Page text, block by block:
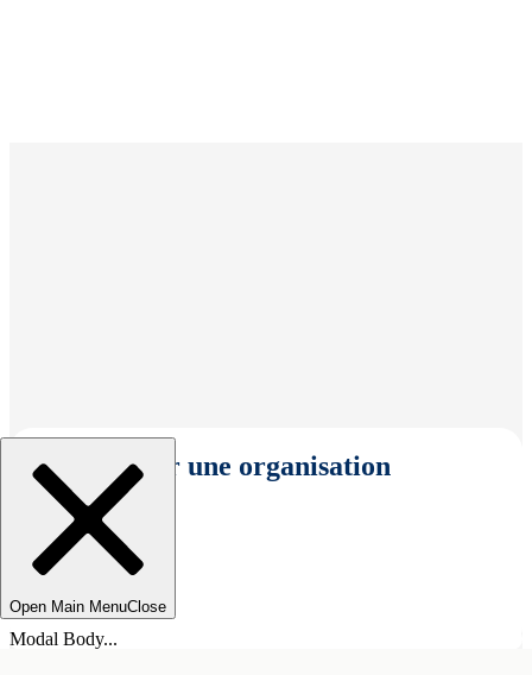
Sélectionner une organisation
Open Main MenuClose
Modal Body...